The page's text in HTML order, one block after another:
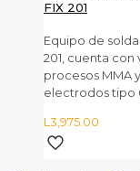
FIX 201
Equipo de
201, cuenta con
procesos MMA
electrodos tipo
L3,975.00